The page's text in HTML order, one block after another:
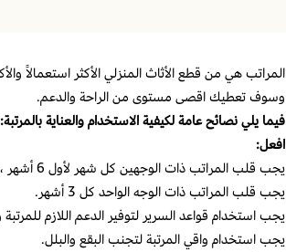
المراتب هي من قطع الأثاث المنزلي الأكثر استعمالاً
وسوف تعطيك اقصى مستوى من الراحة والدعم.
فيما يلي نصائح عامة لكيفية الاستخدام والعناية بالمرتبة:
افعل:
يجب قلب المراتب ذات الوجهين كل شهر لأول 6 أشهر ، وبعد 6 الاشهر الاولى مره كل 3 أشهر.
يجب قلب المراتب ذات الوجه الواحد كل 3 أشهر.
يجب استخدام قواعد السرير لتوفير الدعم اللازم للمرتبة
يجب استخدام واقي المرتبة لتجنب البقع والبلل.